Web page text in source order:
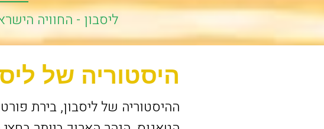
ליסבון - החוויה
היסטוריה של
ההיסטוריה של ליסבון, בירת